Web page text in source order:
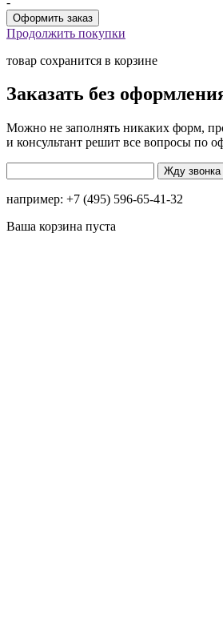
Продолжить покупки
товар сохранится в корзине
Заказать без
Можно не заполнять никаких форм,
и консультант решит все вопросы по
например: +7 (495) 596-65-41-32
Ваша корзина пуста